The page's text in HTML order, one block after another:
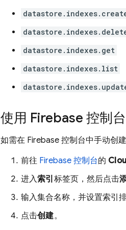
datastore.indexes.get
datastore.indexes.list
使用 Firebase 控制台
如需在 Firebase 控制台中手动创
前往 Firebase 控制台的
进入索引 标签页，然后点击
输入集合名称，并设置索引
点击创建。